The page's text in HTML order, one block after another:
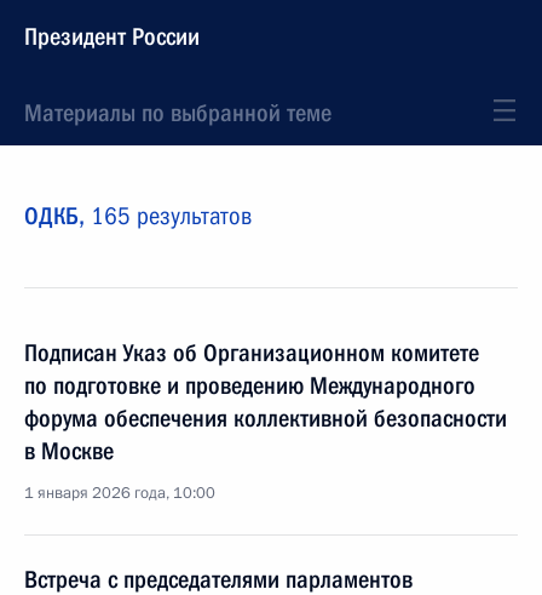
Президент России
Материалы по выбранной теме
ОДКБ, 165 результатов
Подписан Указ об Организационном комитете
по подготовке и проведению Международного
форума обеспечения коллективной безопасности
в Москве
1 января 2026 года, 10:00
Встреча с председателями парламентов